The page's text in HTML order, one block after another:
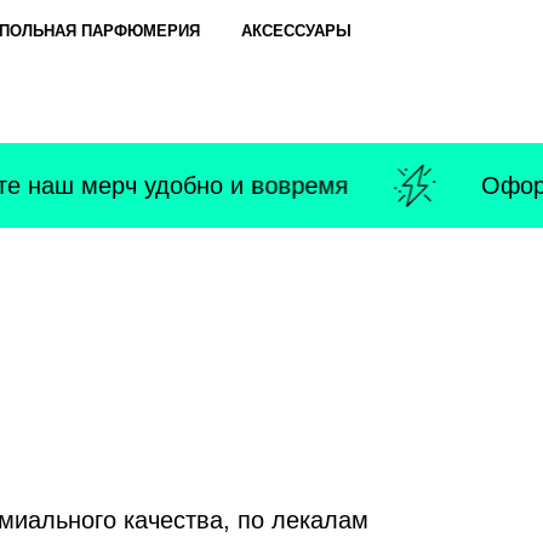
ПАРФЮМЕРИЯ АКСЕССУАРЫ
наш мерч удобно и вовремя
качества, по лекалам